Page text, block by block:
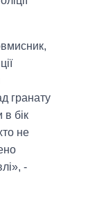
гранату
в бік
не
-